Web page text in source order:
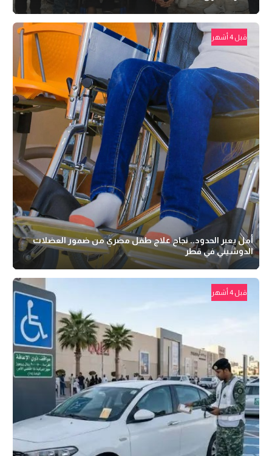
قبل 4 أشهر
أمل يعبر الحدود.. نجاح علاج طفل مصري من ضمور العضلات
الدوشيني في قطر
قبل 4 أشهر